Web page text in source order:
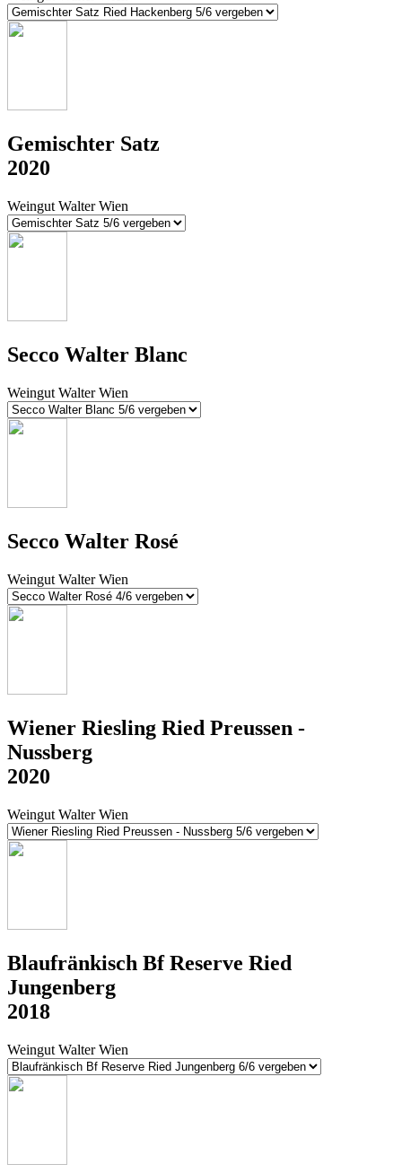
Gemischter Satz
2020
Weingut Walter Wien
Secco Walter Blanc
Weingut Walter Wien
Secco Walter Rosé
Weingut Walter Wien
Wiener Riesling Ried Preussen -
Nussberg
2020
Weingut Walter Wien
Blaufränkisch Bf Reserve Ried
Jungenberg
2018
Weingut Walter Wien